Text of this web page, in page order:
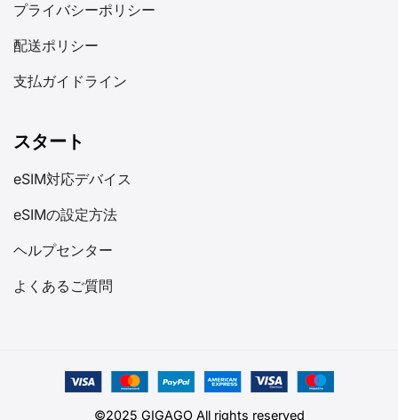
プライバシーポリシー
配送ポリシー
支払ガイドライン
スタート
eSIM対応デバイス
eSIMの設定方法
ヘルプセンター
よくあるご質問
©2025 GIGAGO All rights reserved